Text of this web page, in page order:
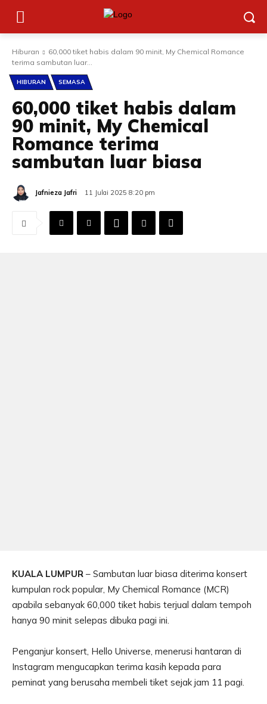
Hiburan
60,000 tiket habis dalam 90 minit, My Chemical Romance
terima sambutan luar...
HIBURAN SEMASA
60,000 tiket habis dalam
90 minit, My Chemical
Romance terima
sambutan luar biasa
Jafnieza Jafri 11 Julai 2025 8:20 pm
KUALA LUMPUR – Sambutan luar biasa diterima konsert
kumpulan rock popular, My Chemical Romance (MCR)
apabila sebanyak 60,000 tiket habis terjual dalam tempoh
hanya 90 minit selepas dibuka pagi ini.
Penganjur konsert, Hello Universe, menerusi hantaran di
Instagram mengucapkan terima kasih kepada para
peminat yang berusaha membeli tiket sejak jam 11 pagi.